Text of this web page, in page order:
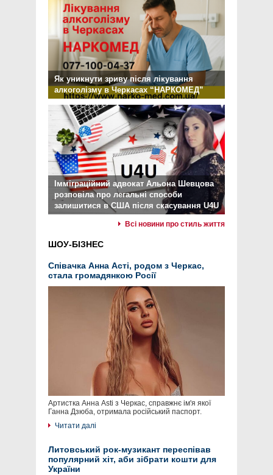
Як уникнути зриву після лікування
алкоголізму в Черкасах “НАРКОМЕД”
Імміграційний адвокат Альона Шевцова
розповіла про легальні способи
залишитися в США після скасування U4U
Всі новини про стиль життя
ШОУ-БІЗНЕС
Співачка Анна Асті, родом з Черкас,
стала громадянкою Росії
Артистка Анна Asti з Черкас, справжнє ім'я якої
Ганна Дзюба, отримала російський паспорт.
Читати далі
Литовський рок-музикант переспівав
популярний хіт, аби зібрати кошти для
України